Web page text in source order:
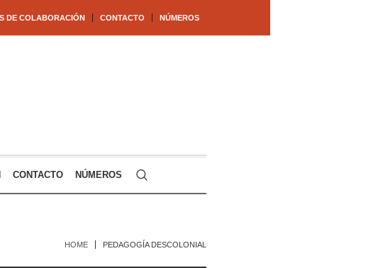
DE COLABORACIÓN CONTACTO NÚMEROS
CONTACTO NÚMEROS
HOME PEDAGOGÍA DESCOLONIAL